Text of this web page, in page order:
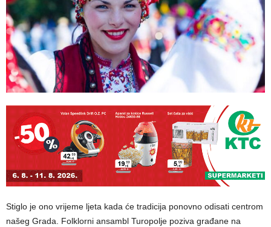
Stiglo je ono vrijeme ljeta kada će tradicija ponovno odisati centrom
našeg Grada. Folklorni ansambl Turopolje poziva građane na